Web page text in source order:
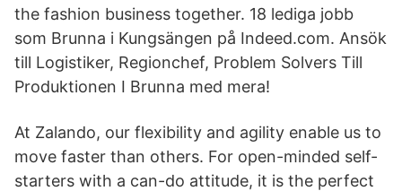
the fashion business together. 18 lediga jobb
som Brunna i Kungsängen på Indeed.com. Ansök
till Logistiker, Regionchef, Problem Solvers Till
Produktionen I Brunna med mera!
At Zalando, our flexibility and agility enable us to
move faster than others. For open-minded self-
starters with a can-do attitude, it is the perfect